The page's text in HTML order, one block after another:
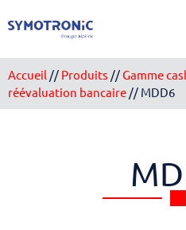
Accueil // Produits //Gamme
réévaluation bancaire // MDD6